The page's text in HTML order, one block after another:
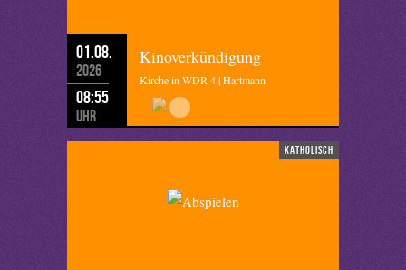
01.08.
2026
08:55
Uhr
Kinoverkündigung
Kirche in WDR 4 | Hartmann
katholisch